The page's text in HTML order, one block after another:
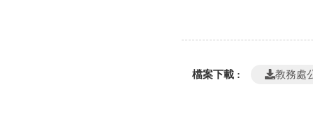
檔案下載 : 教務處